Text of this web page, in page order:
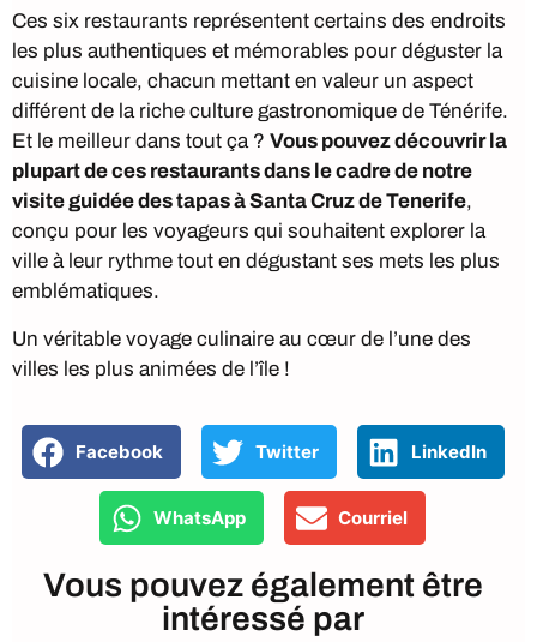
Ces six restaurants représentent certains des endroits
les plus authentiques et mémorables pour déguster la
cuisine locale, chacun mettant en valeur un aspect
différent de la riche culture gastronomique de Ténérife.
Et le meilleur dans tout ça ? Vous pouvez découvrir la
plupart de ces restaurants dans le cadre de notre
visite guidée des tapas à Santa Cruz de Tenerife,
conçu pour les voyageurs qui souhaitent explorer la
ville à leur rythme tout en dégustant ses mets les plus
emblématiques.
Un véritable voyage culinaire au cœur de l’une des
villes les plus animées de l’île !
Facebook Twitter LinkedIn
WhatsApp Courriel
Vous pouvez également être
intéressé par